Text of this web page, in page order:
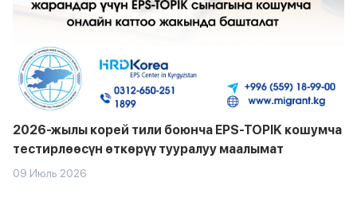
2026-жылы корей тили боюнча EPS-TOPIK кошумча
тестирлөөсүн өткөрүү тууралуу маалымат
09 Июль 2026